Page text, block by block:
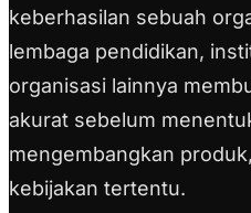
keberhasilan sebuah
lembaga pendidikan,
organisasi lainnya
akurat sebelum
mengembangkan
kebijakan tertentu.